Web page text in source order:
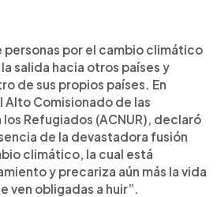
personas por el cambio climático
salida hacia otros países y
de sus propios países. En
Alto Comisionado de las
los Refugiados (ACNUR), declaró
de la devastadora fusión
climático, la cual está
y precariza aún más la vida
ven obligadas a huir”.